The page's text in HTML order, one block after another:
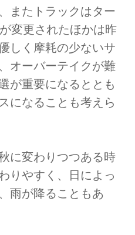
またトラックはター
変更されたほかは昨
しく摩耗の少ないサ
オーバーテイクが難
が重要になるととも
になることも考えら
に変わりつつある時
りやすく、日によっ
雨が降ることもあ